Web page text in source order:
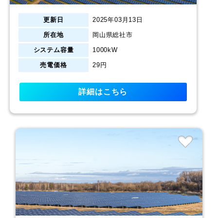
更新日 2025年03月13日
所在地 岡山県総社市
システム容量 1000kW
売電価格 29円
詳細はこちら